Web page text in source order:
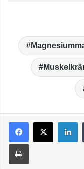
LinkedIn
Drucken